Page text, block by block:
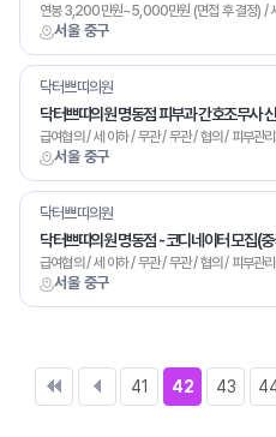
서울 중구
연봉 3,200만원~5,000만원 (면접 후 결정) /
서울 중구
닥터쁘띠의원
닥터쁘띠의원 명동점 피부과 간호조무사
급여협의 / 세 이하 / 무관 / 무관 / 협의 / 피부관
서울 중구
닥터쁘띠의원
닥터쁘띠의원 명동점 - 코디네이터 모집(
급여협의 / 세 이하 / 무관 / 무관 / 협의 / 피부관
41 42 43